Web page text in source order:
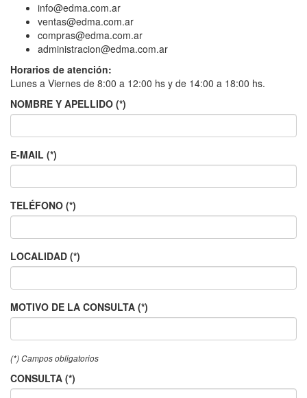
info@edma.com.ar
ventas@edma.com.ar
compras@edma.com.ar
administracion@edma.com.ar
Horarios de atención:
Lunes a Viernes de 8:00 a 12:00 hs y de 14:00 a 18:00 hs.
NOMBRE Y APELLIDO (*)
E-MAIL (*)
TELÉFONO (*)
LOCALIDAD (*)
MOTIVO DE LA CONSULTA (*)
(*) Campos obligatorios
CONSULTA (*)